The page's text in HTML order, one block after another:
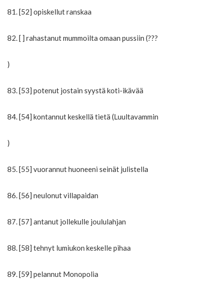
81. [52] opiskellut ranskaa
82. [ ] rahastanut mummoilta omaan pussiin (???
)
83. [53] potenut jostain syystä koti-ikävää
84. [54] kontannut keskellä tietä (Luultavammin
)
85. [55] vuorannut huoneeni seinät julistella
86. [56] neulonut villapaidan
87. [57] antanut jollekulle joululahjan
88. [58] tehnyt lumiukon keskelle pihaa
89. [59] pelannut Monopolia